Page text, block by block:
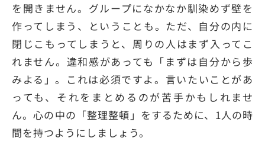
を開きません。グループになかなか馴染めず壁を
作ってしまう、ということも。ただ、自分の内に
閉じこもってしまうと、周りの人はまず入ってこ
れません。違和感があっても「まずは自分から歩
みよる」。これは必須ですよ。言いたいことがあ
っても、それをまとめるのが苦手かもしれませ
ん。心の中の「整理整頓」をするために、1人の時
間を持つようにしましょう。